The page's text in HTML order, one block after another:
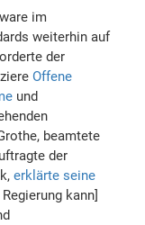
im
weiterhin auf
der
Offene
und
beamtete
der
erklärte seine
kann]